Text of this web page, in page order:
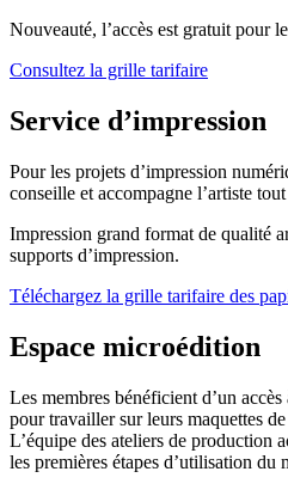
Nouveauté, l’accès est gratuit pour
Consultez la grille tarifaire
Service d’impression
Pour les projets d’impression
conseille et accompagne l’artiste
Impression grand format de qualité
supports d’impression.
Téléchargez la grille tarifaire des
Espace microédition
Les membres bénéficient d’un
pour travailler sur leurs maquettes
L’équipe des ateliers de production
les premières étapes d’utilisation du